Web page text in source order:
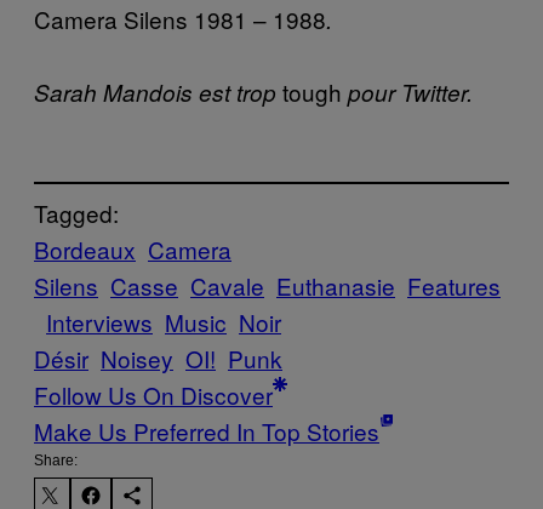
Camera Silens 1981 – 1988.
Sarah Mandois est trop tough pour Twitter.
Tagged:
Bordeaux Camera
Silens Casse Cavale Euthanasie Features
Interviews Music Noir
Désir Noisey OI! Punk
Follow Us On Discover
Make Us Preferred In Top Stories
Share: